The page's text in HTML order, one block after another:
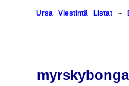
Ursa Viestintä Listat~